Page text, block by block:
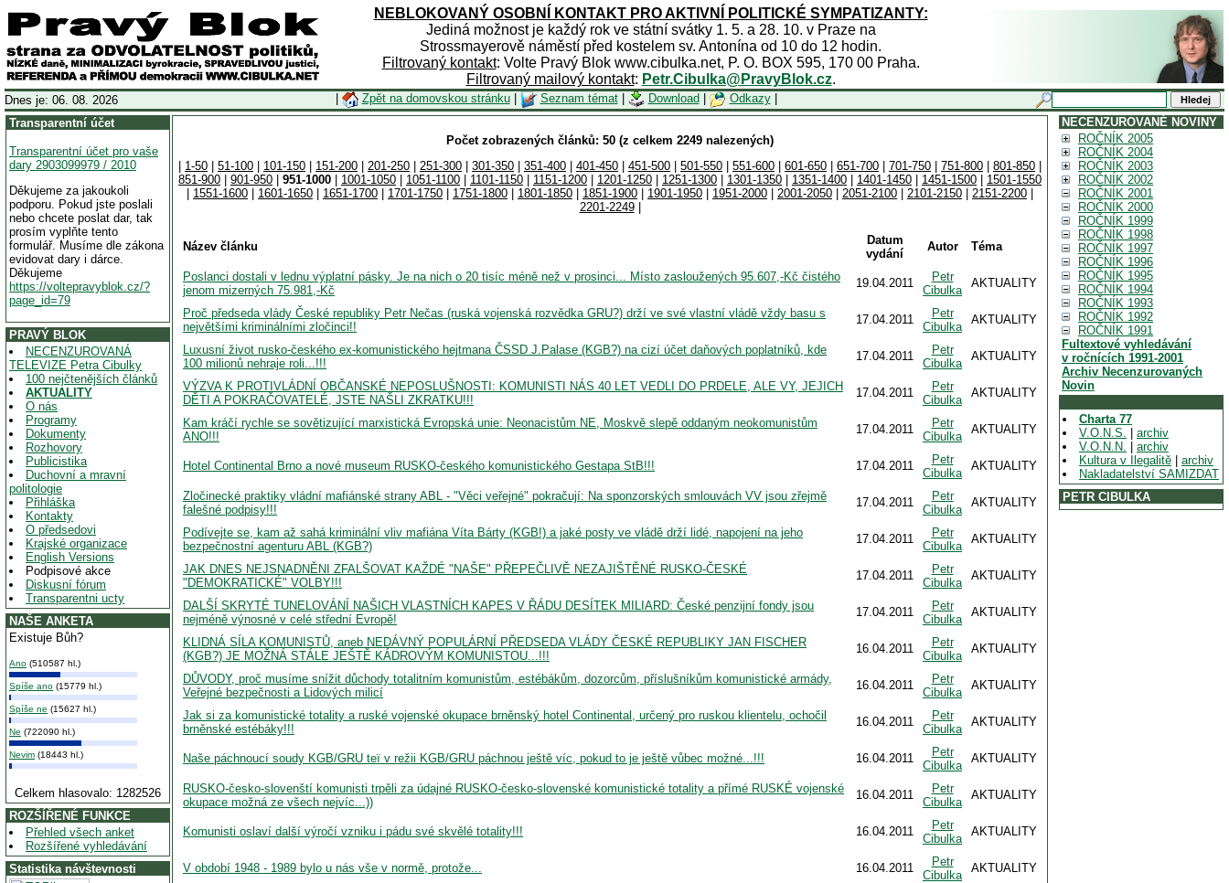
NEBLOKOVANÝ OSOBNÍ KONTAKT PRO AKTIVNÍ POLITICKÉ SYMPATIZANTY:
Jediná možnost je každý rok ve státní svátky 1. 5. a 28. 10. v Praze na
Strossmayerově náměstí před kostelem sv. Antonína od 10 do 12 hodin.
Filtrovaný kontakt: Volte Pravý Blok www.cibulka.net, P. O. BOX 595, 170 00 Praha.
Filtrovaný mailový kontakt: Petr.Cibulka@PravyBlok.cz.
Dnes je: 06. 08. 2026 Zpět na domovskou stránku| Seznam témat| Download Odkazy|
Transparentní účet
Transparentní účet pro vaše
dary 2903099979 / 2010
Děkujeme za jakoukoli
podporu. Pokud jste poslali
nebo chcete poslat dar, tak
prosím vyplňte tento
formulář. Musíme dle zákona
evidovat dary i dárce.
Děkujeme
https://voltepravyblok.cz/?
page_id=79
PRAVÝ BLOK
NECENZUROVANÁ
TELEVIZE Petra Cibulky
100 nejčtenějších článků
AKTUALITY
O nás
Programy
Dokumenty
Rozhovory
Publicistika
Duchovní a mravní
politologie
Přihláška
Kontakty
O předsedovi
Krajské organizace
English Versions
Podpisové akce
Diskusní fórum
Transparentni ucty
NAŠE ANKETA
Existuje Bůh?
Ano (510587 hl.)
Spíše ano (15779 hl.)
Spíše ne (15627 hl.)
Ne (722090 hl.)
Nevim (18443 hl.)
Celkem hlasovalo: 1282526
ROZŠÍŘENÉ FUNKCE
Přehled všech anket
Rozšířené vyhledávání
Statistika návštevnosti
Počet zobrazených článků: 50 (z celkem 2249 nalezených)
1-50 51-100 101-150 151-200 201-250 251-300 301-350 351-400 401-450 451-500 501-550 551-600 601-650 651-700 701-750 751-800 801-850
851-900
901-950 951-1000 1001-1050 1051-1100 1101-1150 1151-1200 1201-1250 1251-1300 1301-1350 1351-1400 1401-1450 1451-1500
1501-1550
1551-1600 1601-1650 1651-1700 1701-1750 1751-1800 1801-1850 1851-1900 1901-1950 1951-2000 2001-2050 2051-2100 2101-2150 2151-2200
2201-2249|
Název článku
Datum
vydání
Autor Téma
Poslanci dostali v lednu výplatní pásky. Je na nich o 20 tisíc méně než v prosinci... Místo zasloužených 95.607,-Kč čistého
jenom mizerných 75.981,-Kč
19.04.2011
Petr
Cibulka
AKTUALITY
Proč předseda vlády České republiky Petr Nečas (ruská vojenská rozvědka GRU?) drží ve své vlastní vládě vždy basu s
největšími kriminálními zločinci!!
17.04.2011
Petr
Cibulka
AKTUALITY
Luxusní život rusko-českého ex-komunistického hejtmana ČSSD J.Palase (KGB?) na cizí účet daňových poplatníků, kde
100 milionů nehraje roli...!!!
17.04.2011
Petr
Cibulka
AKTUALITY
VÝZVA K PROTIVLÁDNÍ OBČANSKÉ NEPOSLUŠNOSTI: KOMUNISTI NÁS 40 LET VEDLI DO PRDELE, ALE VY, JEJICH
DĚTI A POKRAČOVATELÉ, JSTE NAŠLI ZKRATKU!!!
17.04.2011
Petr
Cibulka
AKTUALITY
Kam kráčí rychle se sovětizující marxistická Evropská unie: Neonacistům NE, Moskvě slepě oddaným neokomunistům
ANO!!!
17.04.2011
Petr
Cibulka
AKTUALITY
Hotel Continental Brno a nové museum RUSKO-českého komunistického Gestapa StB!!! 17.04.2011
Petr
Cibulka
AKTUALITY
Zločinecké praktiky vládní mafiánské strany ABL - "Věci veřejné" pokračují: Na sponzorských smlouvách VV jsou zřejmě
falešné podpisy!!!
17.04.2011
Petr
Cibulka
AKTUALITY
Podívejte se, kam až sahá kriminální vliv mafiána Víta Bárty (KGB!) a jaké posty ve vládě drží lidé, napojení na jeho
bezpečnostní agenturu ABL (KGB?)
17.04.2011
Petr
Cibulka
AKTUALITY
JAK DNES NEJSNADNĚNI ZFALŠOVAT KAŽDÉ "NAŠE" PŘEPEČLIVĚ NEZAJIŠTĚNÉ RUSKO-ČESKÉ
"DEMOKRATICKÉ" VOLBY!!!
17.04.2011
Petr
Cibulka
AKTUALITY
DALŠÍ SKRYTÉ TUNELOVÁNÍ NAŠICH VLASTNÍCH KAPES V ŘÁDU DESÍTEK MILIARD: České penzijní fondy jsou
nejméně výnosné v celé střední Evropě!
17.04.2011
Petr
Cibulka
AKTUALITY
KLIDNÁ SÍLA KOMUNISTŮ, aneb NEDÁVNÝ POPULÁRNÍ PŘEDSEDA VLÁDY ČESKÉ REPUBLIKY JAN FISCHER
(KGB?) JE MOŽNÁ STÁLE JEŠTĚ KÁDROVÝM KOMUNISTOU...!!!
16.04.2011
Petr
Cibulka
AKTUALITY
DŮVODY, proč musíme snížit důchody totalitním komunistům, estébákům, dozorcům, příslušníkům komunistické armády,
Veřejné bezpečnosti a Lidových milicí
16.04.2011
Petr
Cibulka
AKTUALITY
Jak si za komunistické totality a ruské vojenské okupace brněnský hotel Continental, určený pro ruskou klientelu, ochočil
brněnské estébáky!!!
16.04.2011
Petr
Cibulka
AKTUALITY
Naše páchnoucí soudy KGB/GRU teï v režii KGB/GRU páchnou ještě víc, pokud to je ještě vůbec možné...!!! 16.04.2011
Petr
Cibulka
AKTUALITY
RUSKO-česko-slovenští komunisti trpěli za údajné RUSKO-česko-slovenské komunistické totality a přímé RUSKÉ vojenské
okupace možná ze všech nejvíc...))
16.04.2011
Petr
Cibulka
AKTUALITY
Komunisti oslaví další výročí vzniku i pádu své skvělé totality!!! 16.04.2011
Petr
Cibulka
AKTUALITY
V období 1948 - 1989 bylo u nás vše v normě, protože... 16.04.2011
Petr
Cibulka
AKTUALITY
NECENZUROVANÉ NOVINY
ROČNÍK 2005
ROČNÍK 2004
ROČNÍK 2003
ROČNÍK 2002
ROČNÍK 2001
ROČNÍK 2000
ROČNÍK 1999
ROČNÍK 1998
ROČNÍK 1997
ROČNÍK 1996
ROČNÍK 1995
ROČNÍK 1994
ROČNÍK 1993
ROČNÍK 1992
ROČNÍK 1991
Fultextové vyhledávání
v ročnících 1991-2001
Archiv Necenzurovaných
Novin
Charta 77
V.O.N.S.
archiv
V.O.N.N.
archiv
Kultura v Ilegalitě
archiv
Nakladatelství SAMIZDAT
PETR CIBULKA